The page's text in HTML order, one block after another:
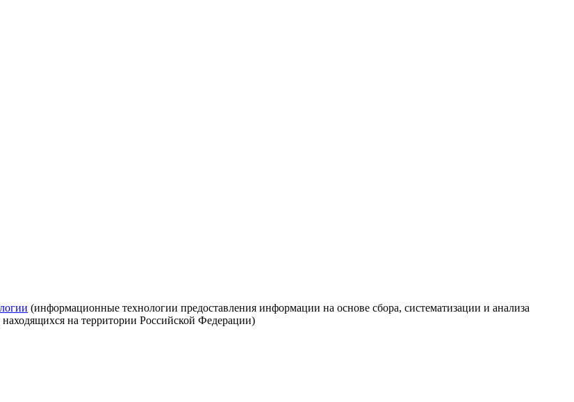
(информационные технологии предоставления информации на основе сбора, систематизации и анализа
на территории Российской Федерации)